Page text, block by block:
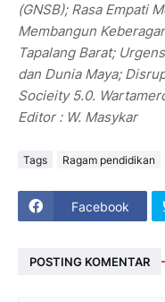
(GNSB); Rasa Empati
Membangun
Tapalang Barat;
dan Dunia Maya;
Socieity 5.0.
Editor : W. Masykar
Tags Ragam pendidikan
Facebook
POSTING KOMENTAR